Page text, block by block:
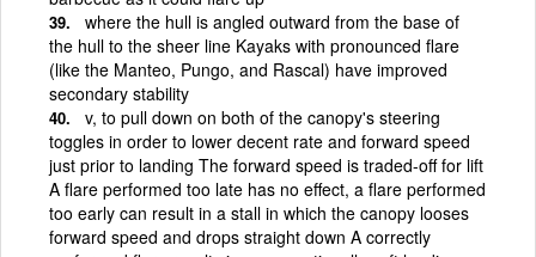
where the hull is angled outward from the base of
the hull to the sheer line Kayaks with pronounced flare
(like the Manteo, Pungo, and Rascal) have improved
secondary stability
v, to pull down on both of the canopy's steering
toggles in order to lower decent rate and forward speed
just prior to landing The forward speed is traded-off for lift
A flare performed too late has no effect, a flare performed
too early can result in a stall in which the canopy looses
forward speed and drops straight down A correctly